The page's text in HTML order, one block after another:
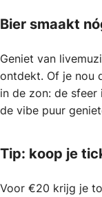
Bier smaakt
Geniet van
ontdekt. Of je nou
in de zon: de
de vibe puur
Tip: koop je
Voor €20 krijg je